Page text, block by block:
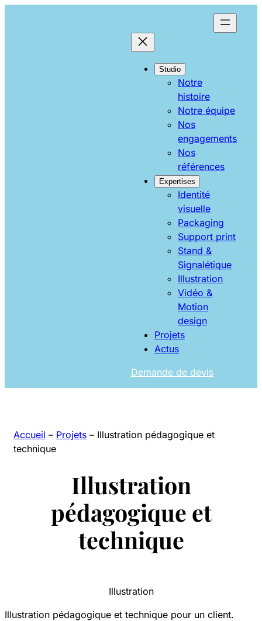
Studio
Notre
histoire
Notre équipe
Nos
engagements
Nos
références
Expertises
Identité
visuelle
Packaging
Support print
Stand &
Signalétique
Illustration
Vidéo &
Motion
design
Projets
Actus
Demande de devis
Accueil – Projets – Illustration pédagogique et
technique
Illustration
pédagogique et
technique
Illustration
Illustration pédagogique et technique pour un client.